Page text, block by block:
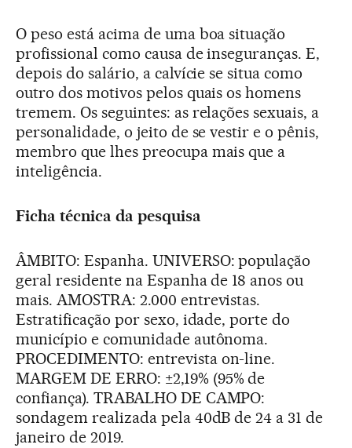
O peso está acima de uma boa situação
profissional como causa de inseguranças. E,
depois do salário, a calvície se situa como
outro dos motivos pelos quais os homens
tremem. Os seguintes: as relações sexuais, a
personalidade, o jeito de se vestir e o pênis,
membro que lhes preocupa mais que a
inteligência.
Ficha técnica da pesquisa
ÂMBITO: Espanha. UNIVERSO: população
geral residente na Espanha de 18 anos ou
mais. AMOSTRA: 2.000 entrevistas.
Estratificação por sexo, idade, porte do
município e comunidade autônoma.
PROCEDIMENTO: entrevista on-line.
MARGEM DE ERRO: ±2,19% (95% de
confiança). TRABALHO DE CAMPO:
sondagem realizada pela 40dB de 24 a 31 de
janeiro de 2019.